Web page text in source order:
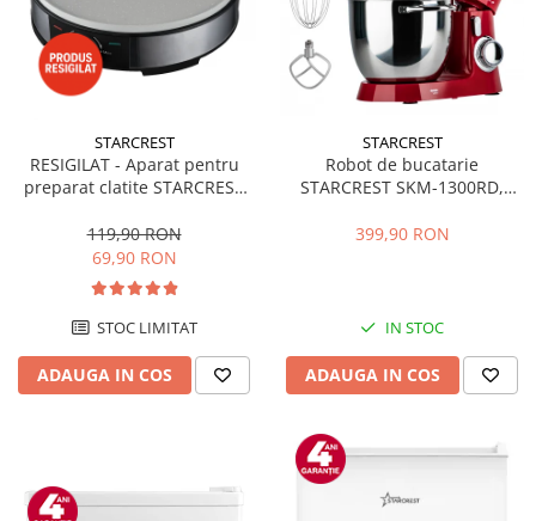
STARCREST
RESIGILAT - Aparat pentru
preparat clatite STARCREST
invelis ceramic antiaderent,
30 cm, Inox / Negru
119,90 RON
69,90 RON
STOC LIMITAT
ADAUGA IN COS
STARCREST
Robot de bucatarie
STARCREST SKM-1300RD,
Accesorii, 10 Viteze + Pulse,
399,90 RON
IN STOC
ADAUGA IN COS